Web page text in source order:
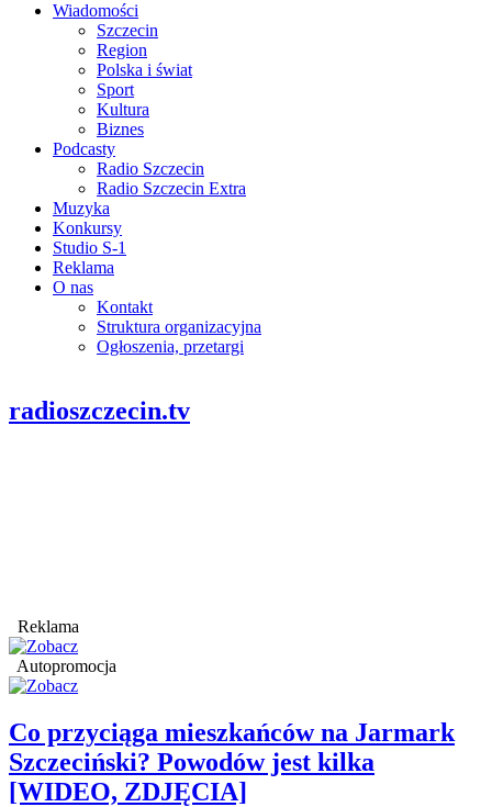
Wiadomości
Szczecin
Region
Polska i świat
Sport
Kultura
Biznes
Podcasty
Radio Szczecin
Radio Szczecin Extra
Muzyka
Konkursy
Studio S-1
Reklama
O nas
Kontakt
Struktura organizacyjna
Ogłoszenia, przetargi
radioszczecin.tv
Reklama
Autopromocja
Co przyciąga mieszkańców na Jarmark
Szczeciński? Powodów jest kilka
[WIDEO, ZDJĘCIA]